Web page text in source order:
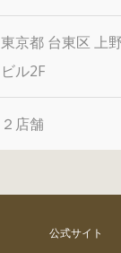
東京都 台東区 上
ビル2F
２店舗
公式サイト